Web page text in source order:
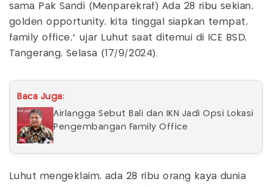
sama Pak Sandi (Menparekraf) Ada 28 ribu sekian,
golden opportunity, kita tinggal siapkan tempat,
family office," ujar Luhut saat ditemui di ICE BSD,
Tangerang, Selasa (17/9/2024).
Baca Juga:
Airlangga Sebut Bali dan IKN Jadi Opsi Lokasi
Pengembangan Family Office
Luhut mengeklaim, ada 28 ribu orang kaya dunia